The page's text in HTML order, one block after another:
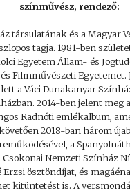
színművész, rendező:
társulatának és a Magyar
tagja. 1981-ben
Egyetem Állam- és
Filmművészeti Egyetemet.
a Váci Dunakanyar
2014-ben jelent meg
Radnóti emlékalbum,
2018-ban három
a
Csokonai Nemzeti Színház
ösztöndíjat, és
kitüntetést is. A